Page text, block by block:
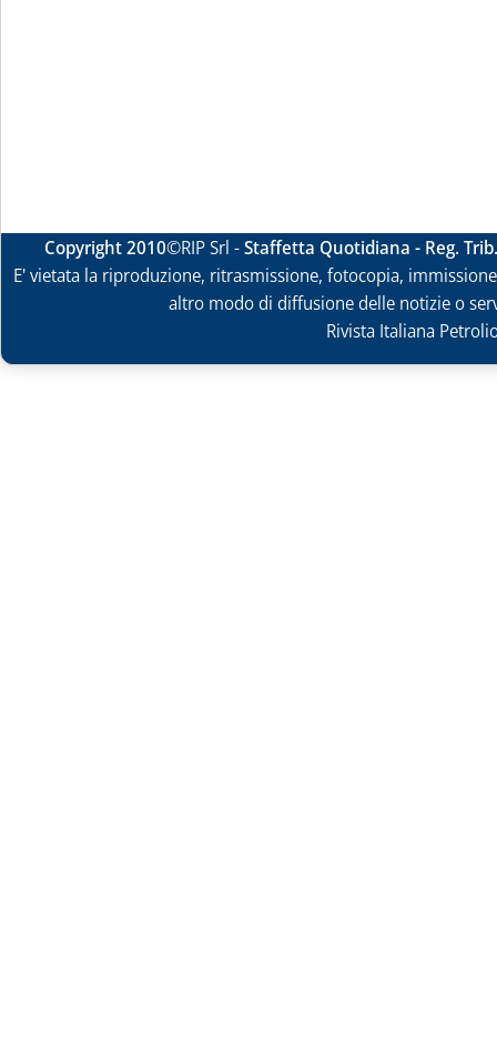
Copyright 2010©RIP Srl -Staffetta Quotidiana - Reg.
E' vietata la riproduzione, ritrasmissione, fotocopia,
altro modo di diffusione delle notizie o
Rivista Italiana